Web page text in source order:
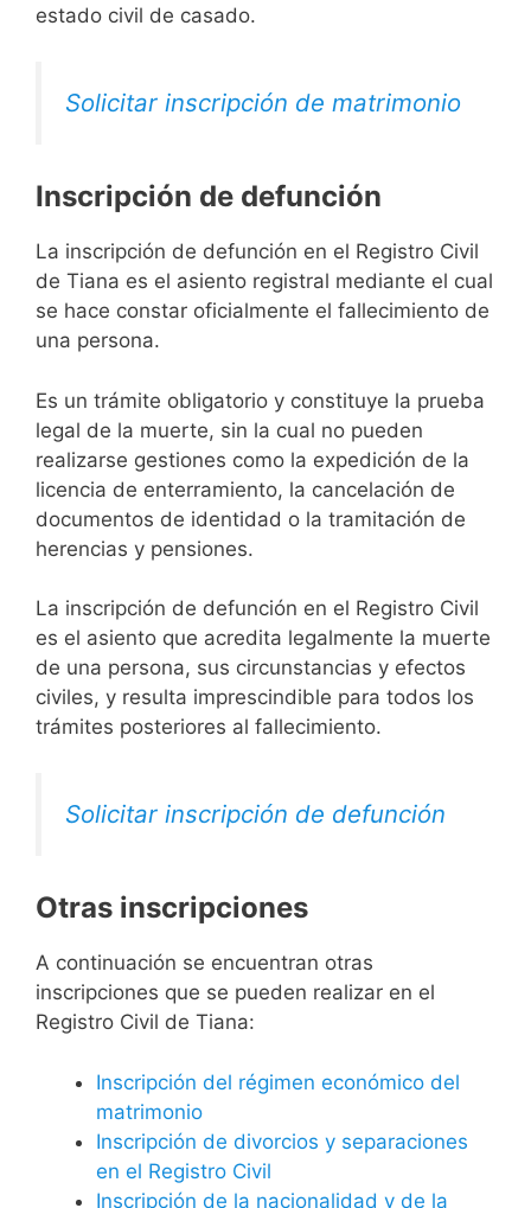
estado civil de casado.
Solicitar inscripción de matrimonio
Inscripción de defunción
La inscripción de defunción en el Registro Civil
de Tiana es el asiento registral mediante el cual
se hace constar oficialmente el fallecimiento de
una persona.
Es un trámite obligatorio y constituye la prueba
legal de la muerte, sin la cual no pueden
realizarse gestiones como la expedición de la
licencia de enterramiento, la cancelación de
documentos de identidad o la tramitación de
herencias y pensiones.
La inscripción de defunción en el Registro Civil
es el asiento que acredita legalmente la muerte
de una persona, sus circunstancias y efectos
civiles, y resulta imprescindible para todos los
trámites posteriores al fallecimiento.
Solicitar inscripción de defunción
Otras inscripciones
A continuación se encuentran otras
inscripciones que se pueden realizar en el
Registro Civil de Tiana:
Inscripción del régimen económico del
matrimonio
Inscripción de divorcios y separaciones
en el Registro Civil
Inscripción de la nacionalidad y de la